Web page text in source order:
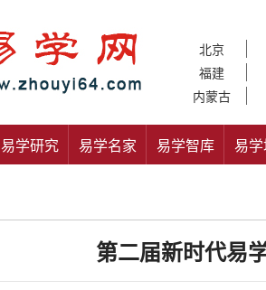
北京
福建
内蒙古
易学研究 易学名家 易学智库 易
第二届新时代易